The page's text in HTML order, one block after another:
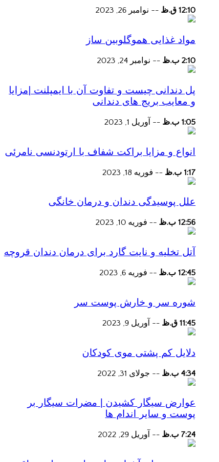
12:10 ق.ظ -- نوامبر 26, 2023
مواد غذایی هموگلوبین ساز
2:10 ب.ظ -- نوامبر 24, 2023
پل دندانی چیست و تفاوت آن با ایمپلنت |مزایا
و معایب بریج های دندانی
1:05 ب.ظ -- آوریل 1, 2023
انواع و مزایا براکت شفاف با ارتودنسی نامرئی
1:17 ب.ظ -- فوریه 18, 2023
علل پوسیدگی دندان و درمان خانگی
12:56 ب.ظ -- فوریه 10, 2023
آتل تخلیه و نایت گارد برای درمان دندان قروچه
12:45 ب.ظ -- فوریه 6, 2023
شوره سر و خارش پوست سر
11:45 ق.ظ -- آوریل 9, 2023
دلایل کم پشتی موی کودکان
4:34 ب.ظ -- جولای 31, 2022
عوارض سیگار کشیدن | مضرات سیگار بر
پوست و سایر اندام ها
7:24 ب.ظ -- آوریل 29, 2022